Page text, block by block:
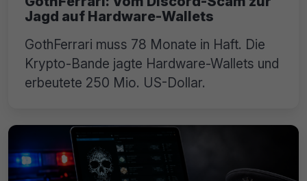
Jagd auf Hardware-Wallets
GothFerrari muss 78 Monate in Haft. Die
Krypto-Bande jagte Hardware-Wallets und
erbeutete 250 Mio. US-Dollar.